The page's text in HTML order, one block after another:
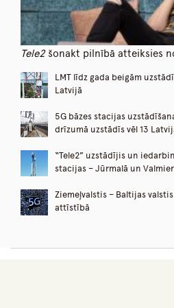
Tele2šonakt pilnībā atteiksies
LMT līdz gada beigām
Latvijā
5G bāzes stacijas
drīzumā uzstādīs vēl 13
“Tele2” uzstādījis un
stacijas – Jūrmalā un
Ziemeļvalstis – Baltijas
attīstībā